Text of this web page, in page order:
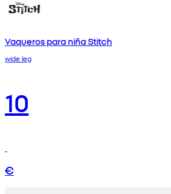
Vaqueros para niña Stitch
wide leg
10
€